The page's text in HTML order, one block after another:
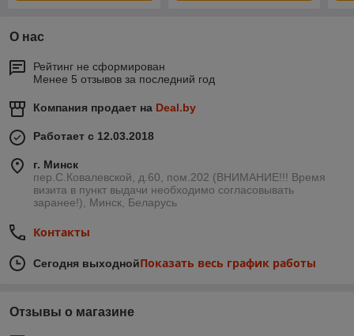
О нас
Рейтинг не сформирован
Менее 5 отзывов за последний год
Компания продает на Deal.by
Работает с 12.03.2018
г. Минск
пер.С.Ковалевской, д.60, пом.202 (ВНИМАНИЕ!!! Время
визита в пункт выдачи необходимо согласовывать
заранее!), Минск, Беларусь
Контакты
Сегодня выходнойПоказать весь график работы
Отзывы о магазине